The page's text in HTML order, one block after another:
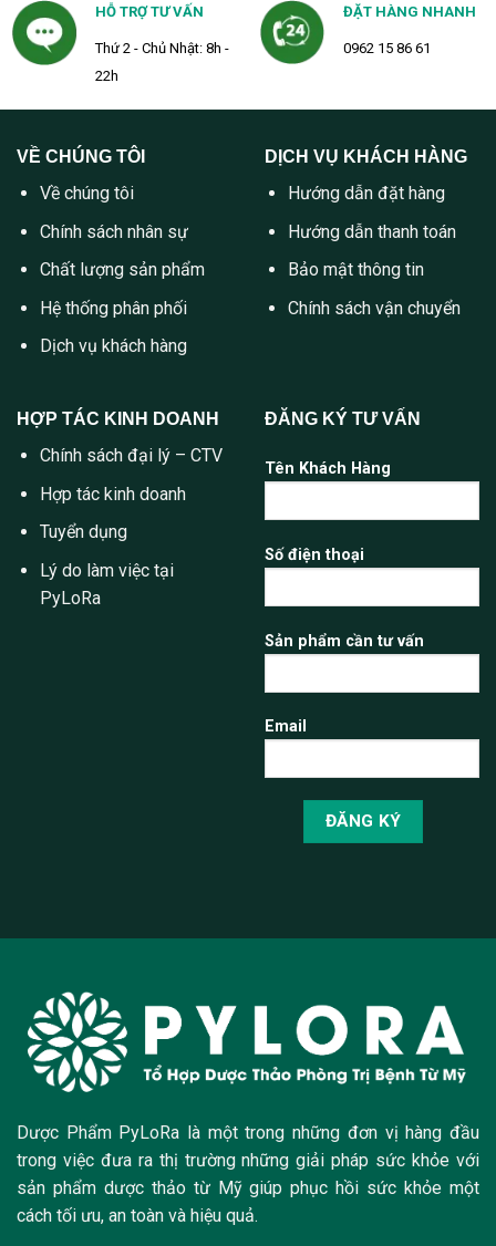
HỖ TRỢ TƯ VẤN
Thứ 2 - Chủ Nhật: 8h -
22h
ĐẶT HÀNG NHANH
0962 15 86 61
VỀ CHÚNG TÔI
Về chúng tôi
Chính sách nhân sự
Chất lượng sản phẩm
Hệ thống phân phối
Dịch vụ khách hàng
DỊCH VỤ KHÁCH HÀNG
Hướng dẫn đặt hàng
Hướng dẫn thanh toán
Bảo mật thông tin
Chính sách vận chuyển
HỢP TÁC KINH DOANH
Chính sách đại lý – CTV
Hợp tác kinh doanh
Tuyển dụng
Lý do làm việc tại
PyLoRa
ĐĂNG KÝ TƯ VẤN
Tên Khách Hàng
Số điện thoại
Sản phẩm cần tư vấn
Email
Dược Phẩm PyLoRa là một trong những đơn vị hàng đầu
trong việc đưa ra thị trường những giải pháp sức khỏe với
sản phẩm dược thảo từ Mỹ giúp phục hồi sức khỏe một
cách tối ưu, an toàn và hiệu quả.